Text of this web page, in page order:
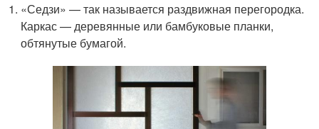
«Седзи» — так называется раздвижная перегородка.
Каркас — деревянные или бамбуковые планки,
обтянутые бумагой.